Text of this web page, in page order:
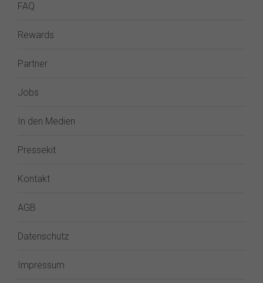
FAQ
Rewards
Partner
Jobs
In den Medien
Pressekit
Kontakt
AGB
Datenschutz
Impressum